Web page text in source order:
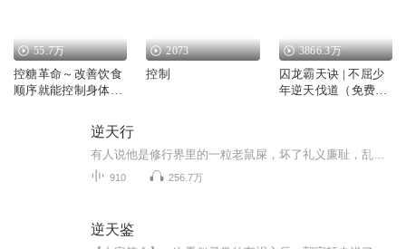
55.7万
控糖革命～改善饮食
顺序就能控制身体的
2073
控制
3866.3万
囚龙霸天诀 | 不屈少
年逆天伐道（免费小
逆天行
910 256.7万
逆天鉴